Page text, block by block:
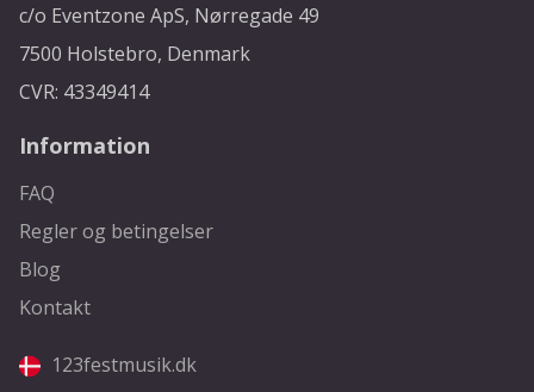
c/o Eventzone ApS, Nørregade 49
7500 Holstebro, Denmark
CVR: 43349414
Information
FAQ
Regler og betingelser
Blog
Kontakt
123festmusik.dk